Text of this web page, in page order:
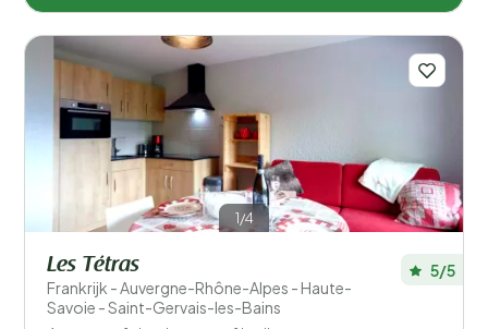
1/4
Les Tétras
Frankrijk - Auvergne-Rhône-Alpes - Haute-
Savoie - Saint-Gervais-les-Bains
5/5